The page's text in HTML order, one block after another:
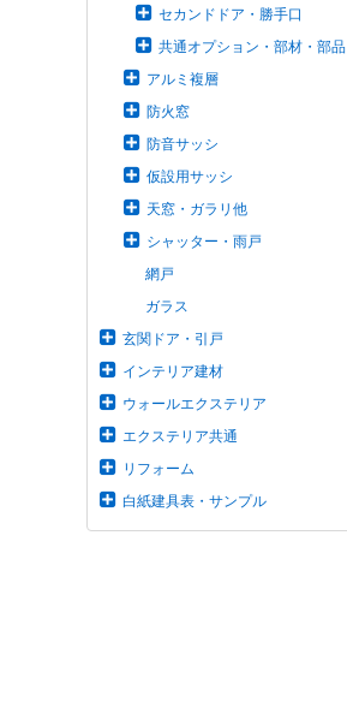
セカンドドア・勝手口
共通オプション・部材・部品
アルミ複層
防火窓
防音サッシ
仮設用サッシ
天窓・ガラリ他
シャッター・雨戸
網戸
ガラス
玄関ドア・引戸
インテリア建材
ウォールエクステリア
エクステリア共通
リフォーム
白紙建具表・サンプル